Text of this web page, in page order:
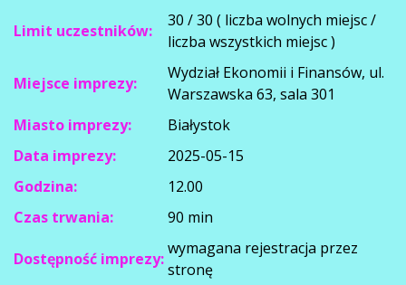
Limit uczestników:
30 / 30 ( liczba wolnych miejsc /
liczba wszystkich miejsc )
Miejsce imprezy:
Wydział Ekonomii i Finansów, ul.
Warszawska 63, sala 301
Miasto imprezy:
Białystok
Data imprezy:
2025-05-15
Godzina:
12.00
Czas trwania:
90 min
Dostępność imprezy:
wymagana rejestracja przez
stronę